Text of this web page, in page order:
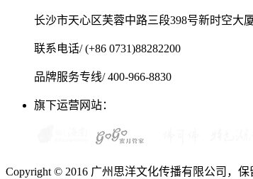
长沙市天心区芙蓉中路三段398号新时空大
联系电话/ (+86 0731)88282200
品牌服务专线/ 400-966-8830
旗下运营网站：
Copyright © 2016 广州思洋文化传播有限公司，保